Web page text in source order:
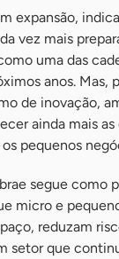
expansão,
vez mais
uma das
anos. Mas,
de inovação,
ainda mais
pequenos
segue como
micro e
reduzam
setor que